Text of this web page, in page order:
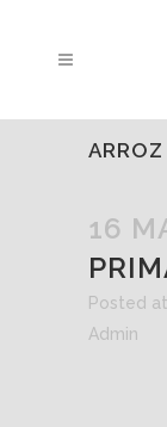
16
Posted
Admin